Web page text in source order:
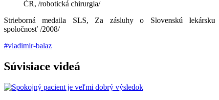
ČR, /robotická chirurgia/
Strieborná medaila SLS, Za zásluhy o Slovenskú lekársku
spoločnosť /2008/
#vladimir-balaz
Súvisiace videá